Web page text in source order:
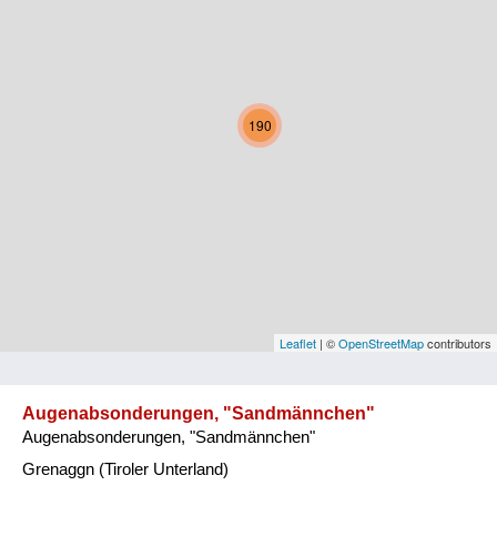
Niederösterreich
Oberösterreich
Vorarlberg
Kategorie
190
Leaflet | ©OpenStreetMapcontributors
Augenabsonderungen, "Sandmännchen"
Augenabsonderungen, "Sandmännchen"
Grenaggn (Tiroler Unterland)